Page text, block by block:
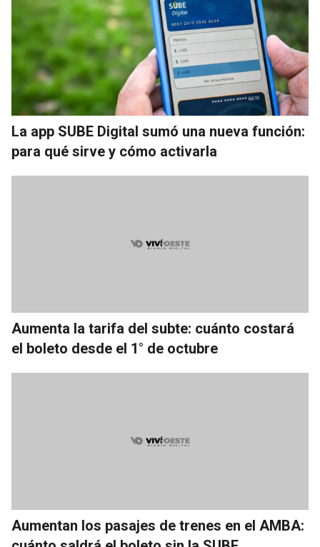
La app SUBE Digital sumó una nueva función:
para qué sirve y cómo activarla
Aumenta la tarifa del subte: cuánto costará
el boleto desde el 1° de octubre
Aumentan los pasajes de trenes en el AMBA: